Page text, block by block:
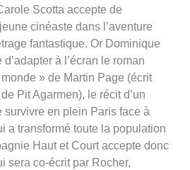
Scotta accepte de
cinéaste dans l’aventure
fantastique. Or Dominique
d’adapter à l’écran le roman
» de Martin Page (écrit
Pit Agarmen), le récit d’un
survivre en plein Paris face à
a transformé toute la population
Haut et Court accepte donc
sera co-écrit par Rocher,